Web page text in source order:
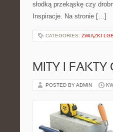
słodką przekąskę czy
Inspiracje. Na stronie […]
CATEGORIES: ZWIĄZKI
MITY I
POSTED BY ADMIN